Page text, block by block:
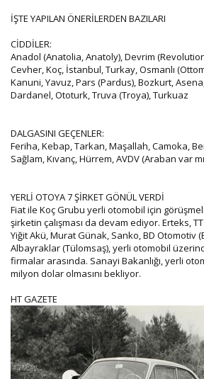
İŞTE YAPILAN ÖNERİLERDEN BAZILARI
CİDDİLER:
Anadol (Anatolia, Anatoly), Devrim
Cevher, Koç, İstanbul, Turkay, Osmanlı
Kanuni, Yavuz, Pars (Pardus), Bozkurt,
Dardanel, Ototurk, Truva (Troya), Turkuaz
DALGASINI GEÇENLER:
Feriha, Kebap, Tarkan, Maşallah, Camoka,
Sağlam, Kıvanç, Hürrem, AVDV (Araban var
YERLİ OTOYA 7 ŞİRKET GÖNÜL VERDİ
Fiat ile Koç Grubu yerli otomobil için
şirketin çalışması da devam ediyor. Erteks,
Yiğit Akü, Murat Günak, Sanko, BD Otomotiv
Albayraklar (Tülomsaş), yerli otomobil
firmalar arasında. Sanayi Bakanlığı, yerli
milyon dolar olmasını bekliyor.
HT GAZETE